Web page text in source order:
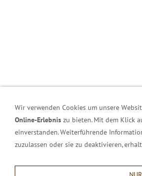
Wir verwenden Cookies um unsere
Online-Erlebnis zu bieten. Mit dem Klick
einverstanden. Weiterführende
zuzulassen oder sie zu deaktivieren,